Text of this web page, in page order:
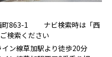
町863-1 ナビ検索時は「西
検索ください
ン線草加駅より徒歩20分